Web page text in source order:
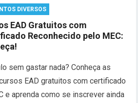
DIVERSOS
EAD Gratuitos com
Reconhecido pelo MEC:
sem gastar nada? Conheça as
EAD gratuitos com certificado
e aprenda como se inscrever ainda